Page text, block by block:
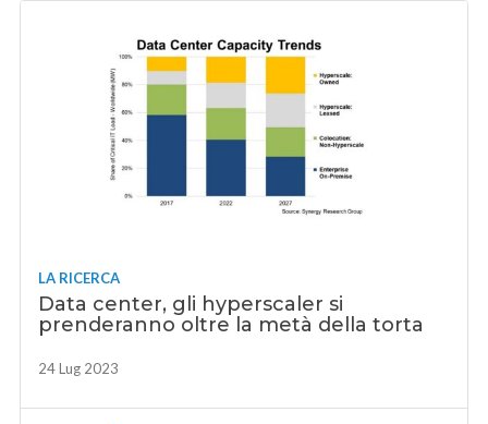
LA RICERCA
Data center, gli hyperscaler si
prenderanno oltre la metà della torta
24 Lug 2023